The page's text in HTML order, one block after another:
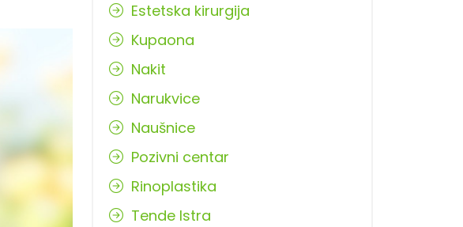
Estetska kirurgija
Kupaona
Nakit
Narukvice
Naušnice
Pozivni centar
Rinoplastika
Tende Istra